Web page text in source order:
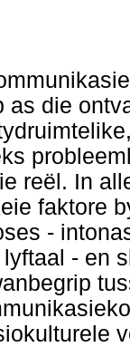
as die
reël. In
faktore
-
- en